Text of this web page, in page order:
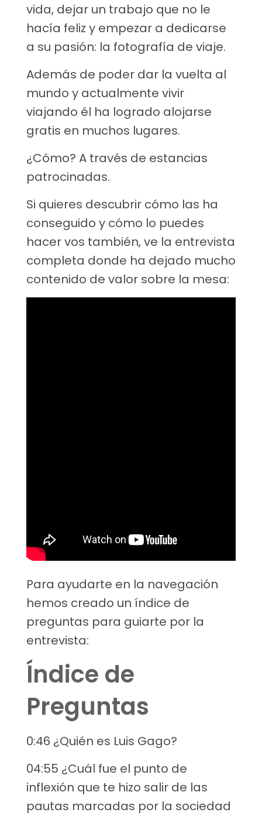
vida, dejar un trabajo que no le
hacía feliz y empezar a dedicarse
a su pasión: la fotografía de viaje.
Además de poder dar la vuelta al
mundo y actualmente vivir
viajando él ha logrado alojarse
gratis en muchos lugares.
¿Cómo? A través de estancias
patrocinadas.
Si quieres descubrir cómo las ha
conseguido y cómo lo puedes
hacer vos también, ve la entrevista
completa donde ha dejado mucho
contenido de valor sobre la mesa:
Para ayudarte en la navegación
hemos creado un índice de
preguntas para guiarte por la
entrevista:
Índice de
Preguntas
0:46 ¿Quién es Luis Gago?
04:55 ¿Cuál fue el punto de
inflexión que te hizo salir de las
pautas marcadas por la sociedad